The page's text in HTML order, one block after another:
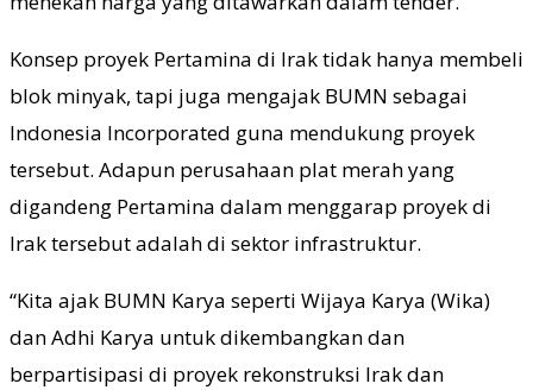
Konsep proyek Pertamina di Irak tidak hanya membeli
blok minyak, tapi juga mengajak BUMN sebagai
Indonesia Incorporated guna mendukung proyek
tersebut. Adapun perusahaan plat merah yang
digandeng Pertamina dalam menggarap proyek di
Irak tersebut adalah di sektor infrastruktur.
“Kita ajak BUMN Karya seperti Wijaya Karya (Wika)
dan Adhi Karya untuk dikembangkan dan
berpartisipasi di proyek rekonstruksi Irak dan